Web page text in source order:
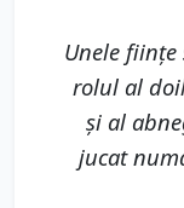
Unele
rolul al
şi al
jucat